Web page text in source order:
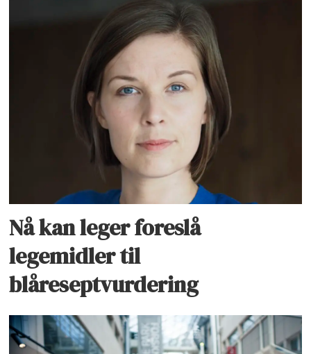
Nå kan leger foreslå
legemidler til
blåreseptvurdering